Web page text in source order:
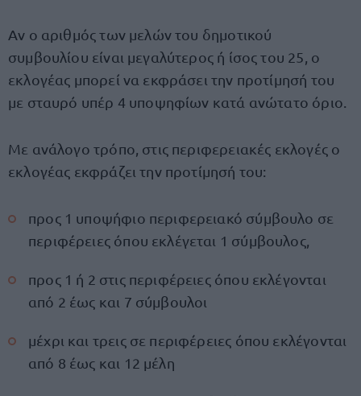
Αν ο αριθμός των μελών του δημοτικού
συμβουλίου είναι μεγαλύτερος ή ίσος του 25, ο
εκλογέας μπορεί να εκφράσει την προτίμησή του
με σταυρό υπέρ 4 υποψηφίων κατά ανώτατο όριο.
Με ανάλογο τρόπο, στις περιφερειακές εκλογές ο
εκλογέας εκφράζει την προτίμησή του:
προς 1 υποψήφιο περιφερειακό σύμβουλο σε
περιφέρειες όπου εκλέγεται 1 σύμβουλος,
προς 1 ή 2 στις περιφέρειες όπου εκλέγονται
από 2 έως και 7 σύμβουλοι
μέχρι και τρεις σε περιφέρειες όπου εκλέγονται
από 8 έως και 12 μέλη